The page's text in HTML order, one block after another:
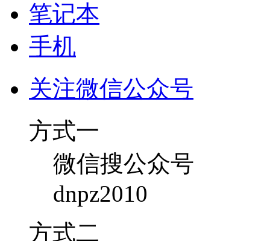
笔记本
手机
关注微信公众号
方式一
微信搜公众号
dnpz2010
方式二